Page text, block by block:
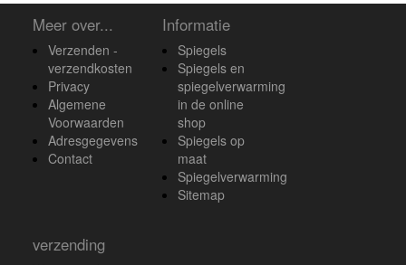
Meer over...
Verzenden -
verzendkosten
Privacy
Algemene
Voorwaarden
Adresgegevens
Contact
Informatie
Spiegels
Spiegels en
spiegelverwarming
in de online
shop
Spiegels op
maat
Spiegelverwarming
Sitemap
verzending